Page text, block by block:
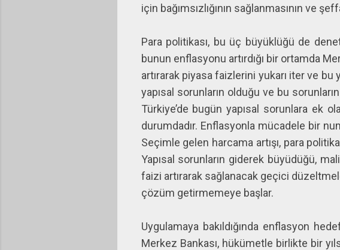
için bağımsızlığının sağlanmasının ve
Para politikası, bu üç büyüklüğü de
bunun enflasyonu artırdığı bir ortamda
artırarak piyasa faizlerini yukarı iter ve
yapısal sorunların olduğu ve bu
Türkiye’de bugün yapısal sorunlara ek
durumdadır. Enflasyonla mücadele bir
Seçimle gelen harcama artışı, para
Yapısal sorunların giderek büyüdüğü,
faizi artırarak sağlanacak geçici
çözüm getirmemeye başlar.
Uygulamaya bakıldığında enflasyon
Merkez Bankası, hükümetle birlikte bir